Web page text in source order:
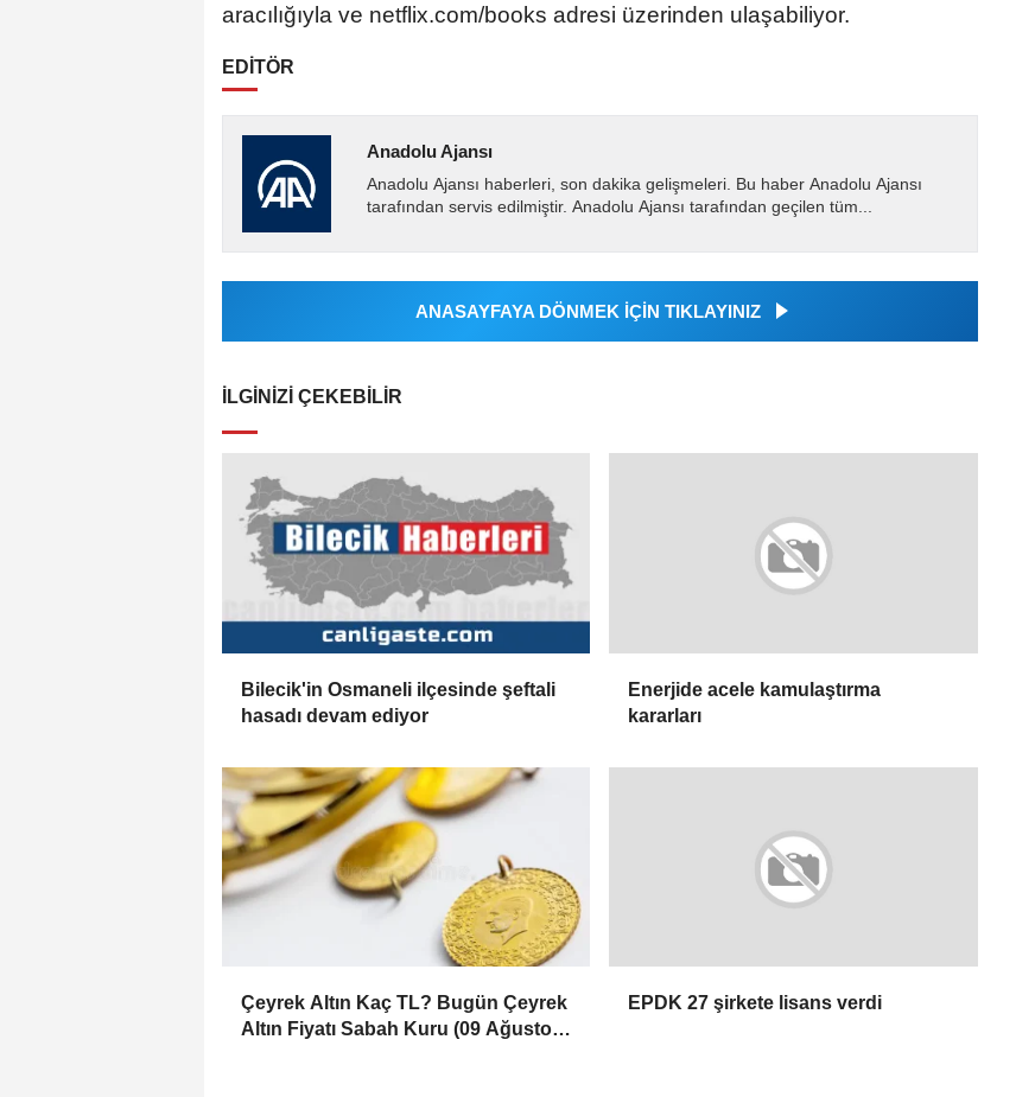
aracılığıyla ve netflix.com/books adresi üzerinden ulaşabiliyor.
EDİTÖR
Anadolu Ajansı
Anadolu Ajansı haberleri, son dakika gelişmeleri. Bu haber Anadolu Ajansı
tarafından servis edilmiştir. Anadolu Ajansı tarafından geçilen tüm...
ANASAYFAYA DÖNMEK İÇİN TIKLAYINIZ
İLGINIZI ÇEKEBILIR
Bilecik'in Osmaneli ilçesinde şeftali
hasadı devam ediyor
Enerjide acele kamulaştırma
kararları
Çeyrek Altın Kaç TL? Bugün Çeyrek
Altın Fiyatı Sabah Kuru (09 Ağustos
EPDK 27 şirkete lisans verdi